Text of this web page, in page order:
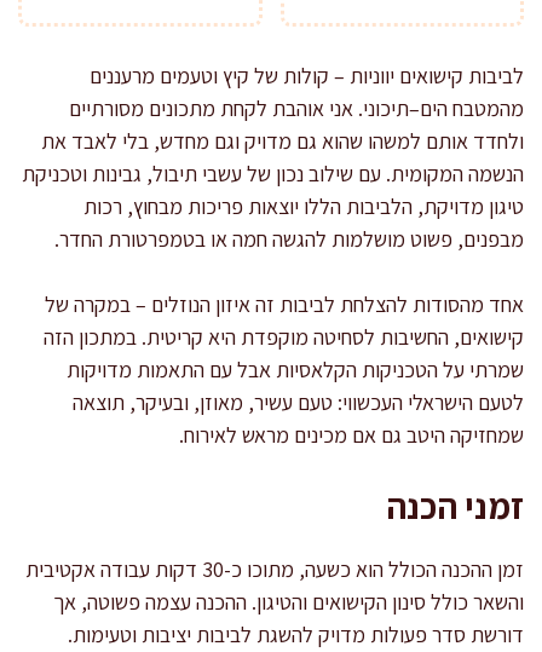
לביבות קישואים יווניות – קולות של קיץ וטעמים מרעננים
מהמטבח הים–תיכוני. אני אוהבת לקחת מתכונים מסורתיים
ולחדד אותם למשהו שהוא גם מדויק וגם מחדש, בלי לאבד את
הנשמה המקומית. עם שילוב נכון של עשבי תיבול, גבינות וטכניקת
טיגון מדויקת, הלביבות הללו יוצאות פריכות מבחוץ, רכות
מבפנים, פשוט מושלמות להגשה חמה או בטמפרטורת החדר.
אחד מהסודות להצלחת לביבות זה איזון הנוזלים – במקרה של
קישואים, החשיבות לסחיטה מוקפדת היא קריטית. במתכון הזה
שמרתי על הטכניקות הקלאסיות אבל עם התאמות מדויקות
לטעם הישראלי העכשווי: טעם עשיר, מאוזן, ובעיקר, תוצאה
שמחזיקה היטב גם אם מכינים מראש לאירוח.
זמני הכנה
זמן ההכנה הכולל הוא כשעה, מתוכו כ-30 דקות עבודה אקטיבית
והשאר כולל סינון הקישואים והטיגון. ההכנה עצמה פשוטה, אך
דורשת סדר פעולות מדויק להשגת לביבות יציבות וטעימות.